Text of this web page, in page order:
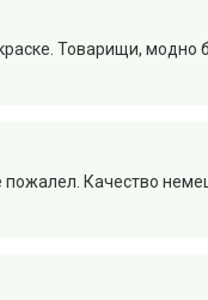
Товарищи, модно
Качество